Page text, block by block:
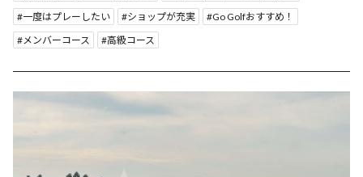
一度はプレーしたい
ショップが充実
Go Golfおすすめ！
メンバーコース
高級コース